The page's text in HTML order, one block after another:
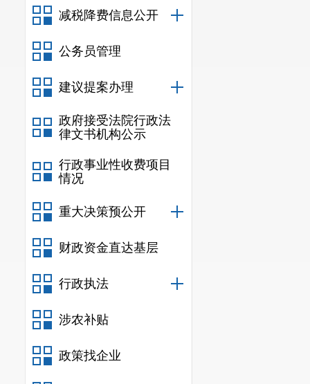
减税降费信息公开
公务员管理
建议提案办理
政府接受法院行政法
律文书机构公示
行政事业性收费项目
情况
重大决策预公开
财政资金直达基层
行政执法
涉农补贴
政策找企业